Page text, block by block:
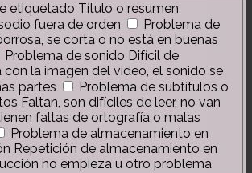
etiquetado Título o resumen
fuera de orden
Problema de
se corta o no está en buenas
Problema de sonido Difícil de
con la imagen del video, el sonido se
partes
Problema de subtítulos o
Faltan, son difíciles de leer, no van
faltas de ortografía o malas
Problema de almacenamiento en
Repetición de almacenamiento en
no empieza u otro problema